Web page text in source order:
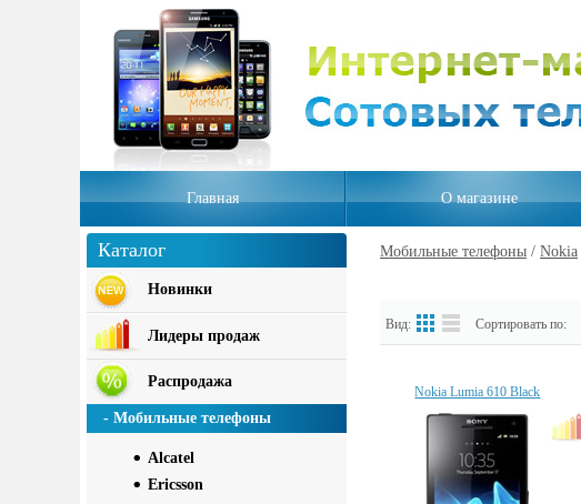
Главная О магазине
Мобильные телефоны / Nokia
Вид: Сортировать по:
Nokia Lumia 610 Black
Каталог
Новинки
Лидеры продаж
Распродажа
- Мобильные телефоны
Alcatel
Ericsson